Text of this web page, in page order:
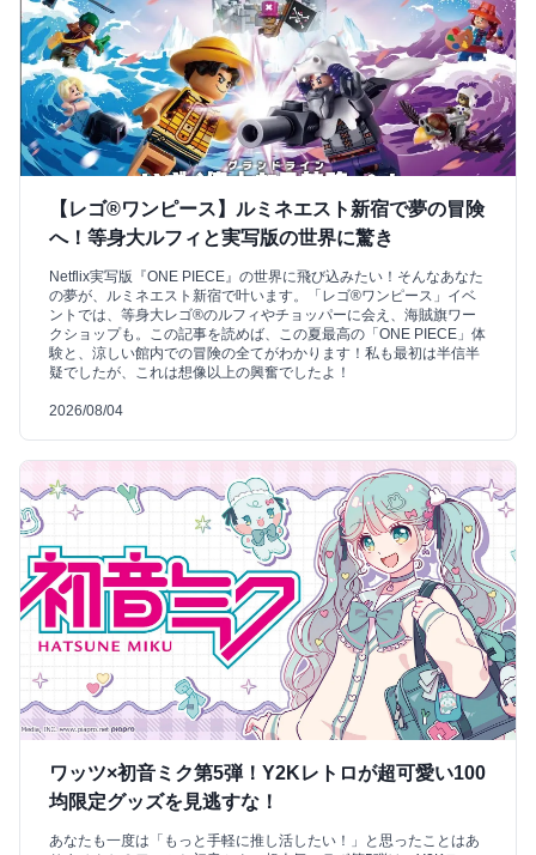
【レゴ®ワンピース】ルミネエスト新宿で夢の冒険
へ！等身大ルフィと実写版の世界に驚き
Netflix実写版『ONE PIECE』の世界に飛び込みたい！そんなあなた
の夢が、ルミネエスト新宿で叶います。「レゴ®ワンピース」イベ
ントでは、等身大レゴ®のルフィやチョッパーに会え、海賊旗ワー
クショップも。この記事を読めば、この夏最高の「ONE PIECE」体
験と、涼しい館内での冒険の全てがわかります！私も最初は半信半
疑でしたが、これは想像以上の興奮でしたよ！
2026/08/04
ワッツ×初音ミク第5弾！Y2Kレトロが超可愛い100
均限定グッズを見逃すな！
あなたも一度は「もっと手軽に推し活したい！」と思ったことはあ